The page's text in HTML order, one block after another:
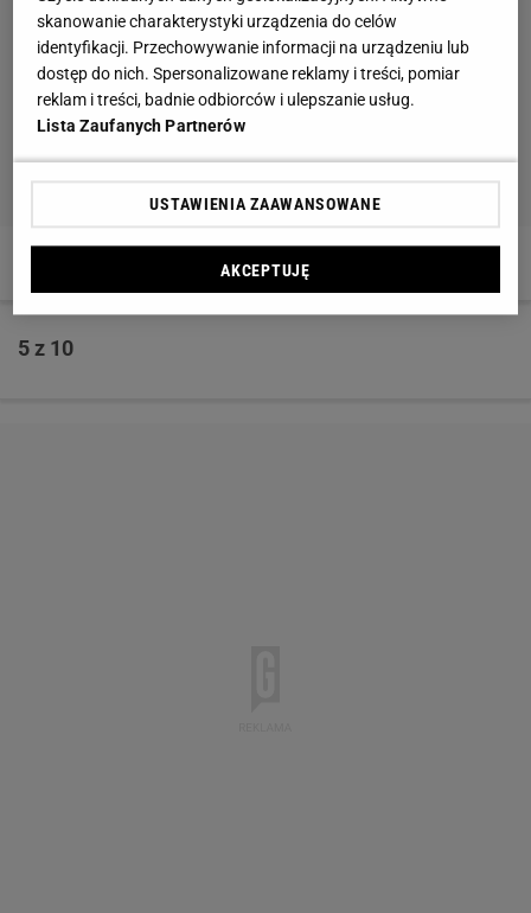
4 z 10
5 z 10
skanowanie charakterystyki urządzenia do celów
identyfikacji. Przechowywanie informacji na urządzeniu lub
dostęp do nich. Spersonalizowane reklamy i treści, pomiar
reklam i treści, badnie odbiorców i ulepszanie usług.
Lista Zaufanych Partnerów
USTAWIENIA ZAAWANSOWANE
AKCEPTUJĘ